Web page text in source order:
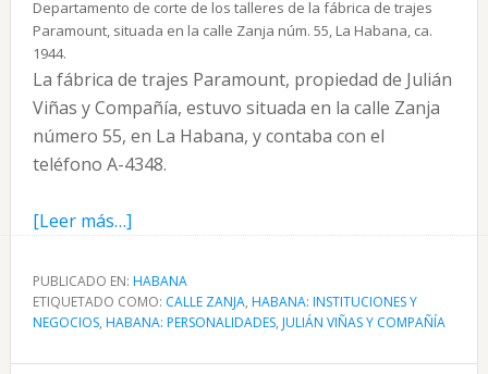
Departamento de corte de los talleres de la fábrica de trajes
Paramount, situada en la calle Zanja núm. 55, La Habana, ca.
1944.
La fábrica de trajes Paramount, propiedad de Julián
Viñas y Compañía, estuvo situada en la calle Zanja
número 55, en La Habana, y contaba con el
teléfono A-4348.
[Leer más…]acerca
Paramount,
la
gran
fábrica
PUBLICADO EN: HABANA
ETIQUETADO COMO: CALLE ZANJA, HABANA: INSTITUCIONES Y
NEGOCIOS, HABANA: PERSONALIDADES, JULIÁN VIÑAS Y COMPAÑÍA